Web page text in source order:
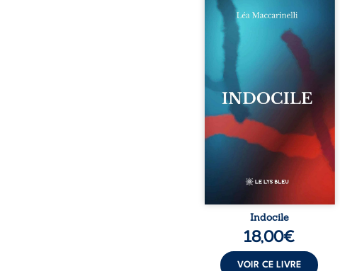
Quatre parties. Quatre refus.
Quatre visages d’une existence
en friction. Entre les silences
qu’on ne déchiffre pas, les
amours qu’on dérange, les
corps qu’on administre et les
liens qu’on sabote, cet ouvrage
parle à celles et ceux qui
vivent trop fort, trop vrai, trop
tôt. Indocile est une traversée.
Une langue nue. Une
insurrection calme. Une
déclaration d’existence pour ...
Indocile
18,00€
VOIR CE LIVRE